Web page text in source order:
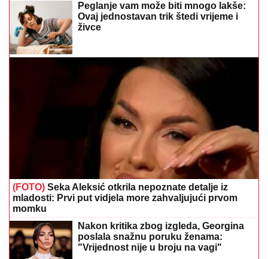
Peglanje vam može biti mnogo lakše:
Ovaj jednostavan trik štedi vrijeme i
živce
(FOTO) Seka Aleksić otkrila nepoznate detalje iz
mladosti: Prvi put vidjela more zahvaljujući prvom
momku
Nakon kritika zbog izgleda, Georgina
poslala snažnu poruku ženama:
"Vrijednost nije u broju na vagi"